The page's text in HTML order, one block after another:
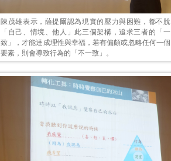
陳茂雄表示，薩提爾認為現實的壓力與困難，都不脫
「自己、情境、他人」此三個架構，追求三者的「一
致」，才能達成理性與幸福，若有偏頗或忽略任何一個
要素，則會導致行為的「不一致」。